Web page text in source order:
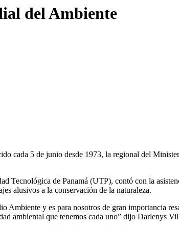
del Ambiente
cada 5 de junio desde 1973, la regional del
Tecnológica de Panamá (UTP), contó con la
alusivos a la conservación de la naturaleza.
Ambiente y es para nosotros de gran importancia
ambiental que tenemos cada uno” dijo Darlenys